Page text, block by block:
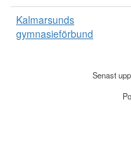
Kalmarsunds
gymnasieförbund
Senast